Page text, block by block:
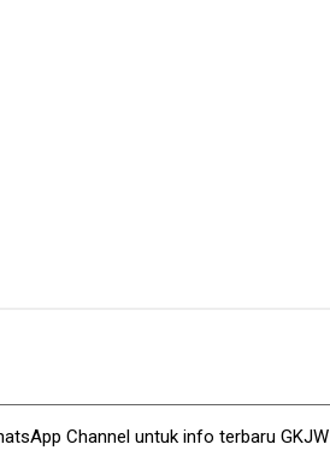
Channel untuk info terbaru GKJW